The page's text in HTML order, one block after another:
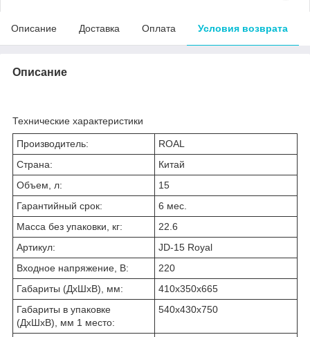
Описание Доставка Оплата Условия возврата
Описание
Технические характеристики
Производитель:
ROAL
Страна:
Китай
Объем, л:
15
Гарантийный срок:
6 мес.
Масса без упаковки, кг:
22.6
Артикул:
JD-15 Royal
Входное напряжение, В:
220
Габариты (ДхШхВ), мм:
410х350х665
Габариты в упаковке
(ДхШхВ), мм 1 место:
540х430х750